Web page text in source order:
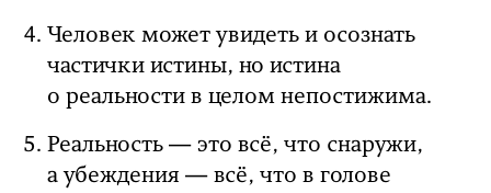
Человек может увидеть и осознать
частички истины, но истина
о реальности в целом непостижима.
Реальность — это всё, что снаружи,
а убеждения — всё, что в голове